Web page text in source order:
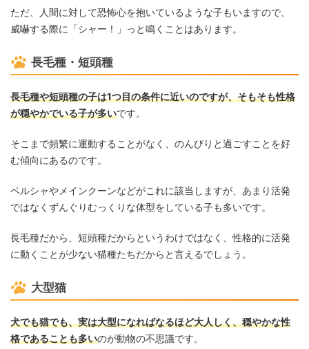
ただ、人間に対して恐怖心を抱いているような子もいますので、
威嚇する際に「シャー！」っと鳴くことはあります。
長毛種・短頭種
長毛種や短頭種の子は1つ目の条件に近いのですが、そもそも性格
が穏やかでいる子が多いです。
そこまで頻繁に運動することがなく、のんびりと過ごすことを好
む傾向にあるのです。
ペルシャやメインクーンなどがこれに該当しますが、あまり活発
ではなくずんぐりむっくりな体型をしている子も多いです。
長毛種だから、短頭種だからというわけではなく、性格的に活発
に動くことが少ない猫種たちだからと言えるでしょう。
大型猫
犬でも猫でも、実は大型になればなるほど大人しく、穏やかな性
格であることも多いのが動物の不思議です。